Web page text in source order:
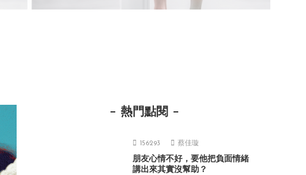
熱門點閱
156293 蔡佳璇
朋友心情不好，要他把負面情緒
講出來其實沒幫助？